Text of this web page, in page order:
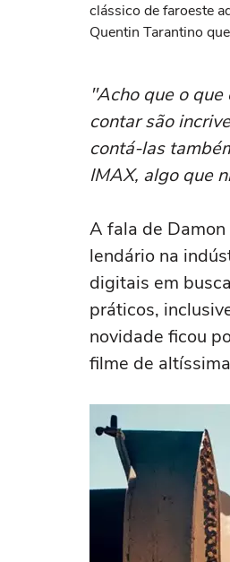
clássico de faroeste
Quentin Tarantino
"Acho que o
contar são
contá-las
IMAX, algo que
A fala de
lendário na
digitais em
práticos,
novidade ficou
filme de